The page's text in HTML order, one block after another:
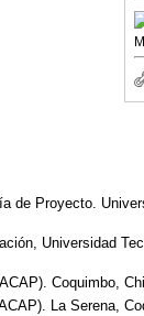
de Proyecto.
Universidad
Coquimbo,
La Serena,